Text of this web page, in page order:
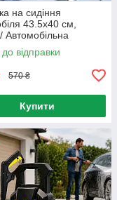
на сидіння
43.5х40 см,
Автомобільна
на сидіння /
подушка для авто
відправки
570 ₴
Купити